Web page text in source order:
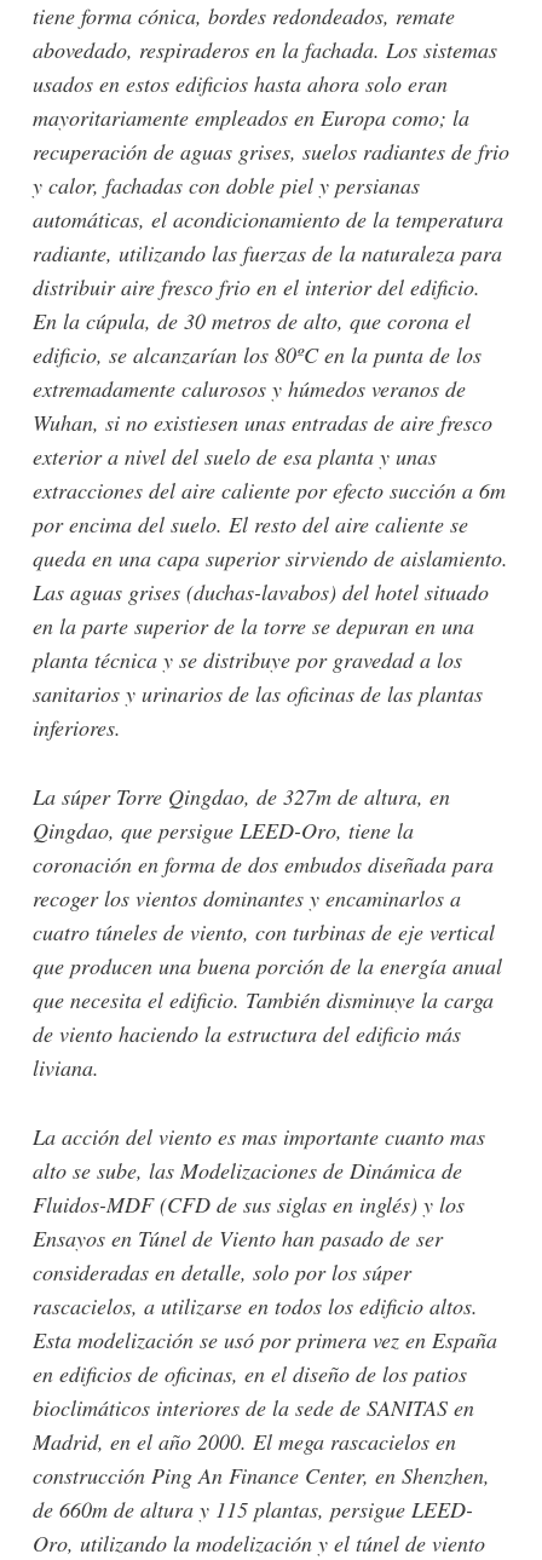
tiene forma cónica, bordes redondeados, remate
abovedado, respiraderos en la fachada. Los sistemas
usados en estos edificios hasta ahora solo eran
mayoritariamente empleados en Europa como; la
recuperación de aguas grises, suelos radiantes de frio
y calor, fachadas con doble piel y persianas
automáticas, el acondicionamiento de la temperatura
radiante, utilizando las fuerzas de la naturaleza para
distribuir aire fresco frio en el interior del edificio.
En la cúpula, de 30 metros de alto, que corona el
edificio, se alcanzarían los 80ºC en la punta de los
extremadamente calurosos y húmedos veranos de
Wuhan, si no existiesen unas entradas de aire fresco
exterior a nivel del suelo de esa planta y unas
extracciones del aire caliente por efecto succión a 6m
por encima del suelo. El resto del aire caliente se
queda en una capa superior sirviendo de aislamiento.
Las aguas grises (duchas-lavabos) del hotel situado
en la parte superior de la torre se depuran en una
planta técnica y se distribuye por gravedad a los
sanitarios y urinarios de las oficinas de las plantas
inferiores.
La súper Torre Qingdao, de 327m de altura, en
Qingdao, que persigue LEED-Oro, tiene la
coronación en forma de dos embudos diseñada para
recoger los vientos dominantes y encaminarlos a
cuatro túneles de viento, con turbinas de eje vertical
que producen una buena porción de la energía anual
que necesita el edificio. También disminuye la carga
de viento haciendo la estructura del edificio más
liviana.
La acción del viento es mas importante cuanto mas
alto se sube, las Modelizaciones de Dinámica de
Fluidos-MDF (CFD de sus siglas en inglés) y los
Ensayos en Túnel de Viento han pasado de ser
consideradas en detalle, solo por los súper
rascacielos, a utilizarse en todos los edificio altos.
Esta modelización se usó por primera vez en España
en edificios de oficinas, en el diseño de los patios
bioclimáticos interiores de la sede de SANITAS en
Madrid, en el año 2000. El mega rascacielos en
construcción Ping An Finance Center, en Shenzhen,
de 660m de altura y 115 plantas, persigue LEED-
Oro, utilizando la modelización y el túnel de viento